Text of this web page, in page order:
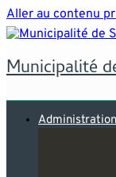
Aller au contenu
Municipalité